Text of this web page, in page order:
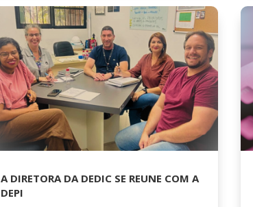
A DIRETORA DA DEDIC SE REUNE COM A
DEPI